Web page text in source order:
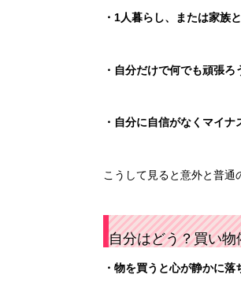
・ 1人暮らし、または家族
・自分だけで何でも頑張ろ
・自分に自信がなくマイナ
こうして見ると意外と普
自分はどう？買い
・物を買うと心が静かに落